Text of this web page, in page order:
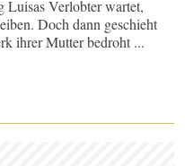
Verlobter wartet,
Doch dann geschieht
ihrer Mutter bedroht ...